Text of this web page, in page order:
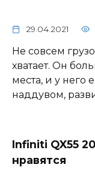
29.04.2021
Не совсем
хватает. Он
места, и у него
наддувом,
Infiniti QX55
нравятся